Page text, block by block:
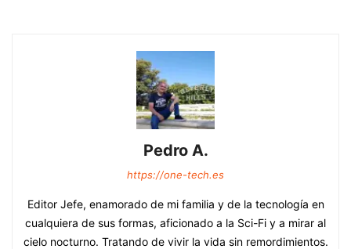
Pedro A.
https://one-tech.es
Editor Jefe, enamorado de mi familia y de la tecnología en
cualquiera de sus formas, aficionado a la Sci-Fi y a mirar al
cielo nocturno. Tratando de vivir la vida sin remordimientos.